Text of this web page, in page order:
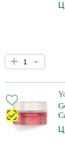
Наполнен яркими
имбиря и
содержит
активность
кислоты.
выравнивают тон
обеспечивают
кожного
+ -